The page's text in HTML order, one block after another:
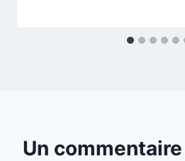
Un commentaire